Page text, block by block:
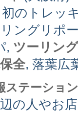
のトレッ
ングリポ
, ツーリング
全, 落葉広
ステーショ
の人やお